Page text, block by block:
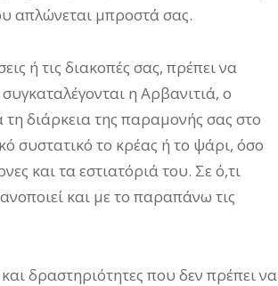
απλώνεται μπροστά σας.
ή τις διακοπές σας, πρέπει να
η Αρβανιτιά, ο
διάρκεια της παραμονής σας στο
συστατικό το κρέας ή το ψάρι, όσο
και τα εστιατόριά του. Σε ό,τι
και με το παραπάνω τις
δραστηριότητες που δεν πρέπει να